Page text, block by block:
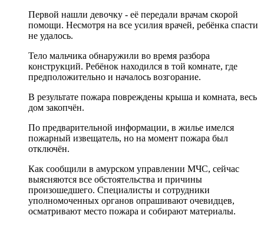
Первой нашли девочку - её передали врачам скорой
помощи. Несмотря на все усилия врачей, ребёнка спасти
не удалось.
Тело мальчика обнаружили во время разбора
конструкций. Ребёнок находился в той комнате, где
предположительно и началось возгорание.
В результате пожара повреждены крыша и комната, весь
дом закопчён.
По предварительной информации, в жилье имелся
пожарный извещатель, но на момент пожара был
отключён.
Как сообщили в амурском управлении МЧС, сейчас
выясняются все обстоятельства и причины
произошедшего. Специалисты и сотрудники
уполномоченных органов опрашивают очевидцев,
осматривают место пожара и собирают материалы.